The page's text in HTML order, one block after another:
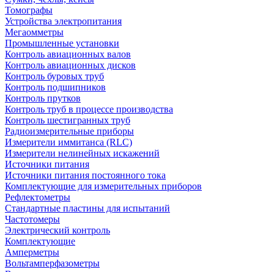
Томографы
Устройства электропитания
Мегаомметры
Промышленные установки
Контроль авиационных валов
Контроль авиационных дисков
Контроль буровых труб
Контроль подшипников
Контроль прутков
Контроль труб в процессе производства
Контроль шестигранных труб
Радиоизмерительные приборы
Измерители иммитанса (RLC)
Измерители нелинейных искажений
Источники питания
Источники питания постоянного тока
Комплектующие для измерительных приборов
Рефлектометры
Стандартные пластины для испытаний
Частотомеры
Электрический контроль
Комплектующие
Амперметры
Вольтамперфазометры